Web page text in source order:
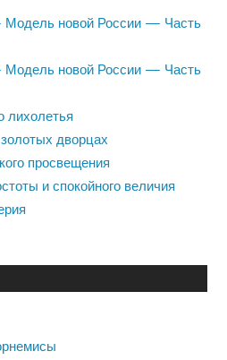
Модель новой России — Часть
Модель новой России — Часть
лихолетья
дворцах
просвещения
и спокойного величия